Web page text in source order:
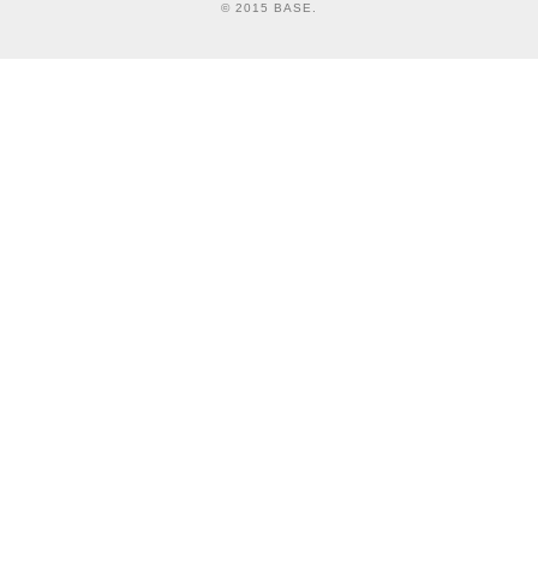
© 2015 BASE.